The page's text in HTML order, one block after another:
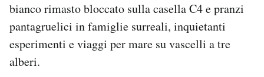
Hai bisogno di aiuto?
Esci
bianco rimasto bloccato sulla casella C4 e pranzi
pantagruelici in famiglie surreali, inquietanti
esperimenti e viaggi per mare su vascelli a tre
alberi.